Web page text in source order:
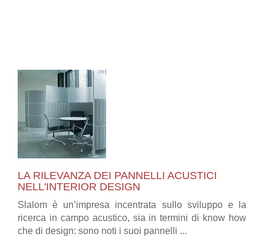
LA RILEVANZA DEI PANNELLI ACUSTICI
NELL'INTERIOR DESIGN
Slalom è un’impresa incentrata sullo sviluppo e la
ricerca in campo acustico, sia in termini di know how
che di design: sono noti i suoi pannelli ...